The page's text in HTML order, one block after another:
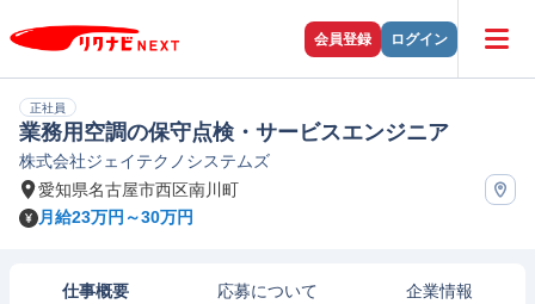
会員登録 ログイン
正社員
業務用空調の保守点検・サービスエンジニア
株式会社ジェイテクノシステムズ
愛知県名古屋市西区南川町
月給23万円～30万円
仕事概要 応募について 企業情報